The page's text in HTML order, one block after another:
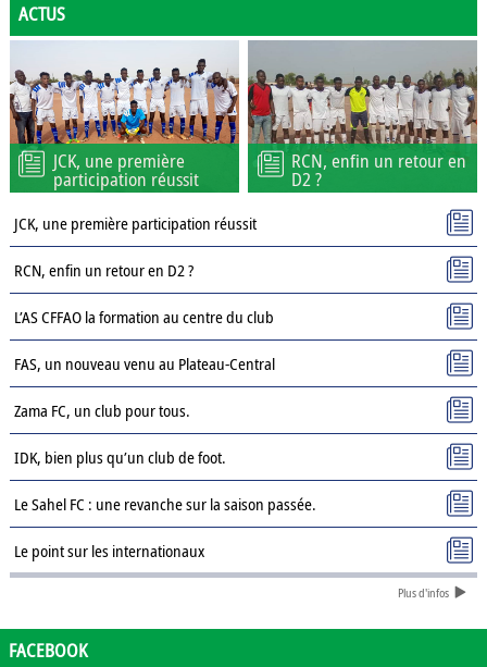
ACTUS
JCK, une première
participation réussit
RCN, enfin un retour en
D2 ?
JCK, une première participation réussit
RCN, enfin un retour en D2 ?
L’AS CFFAO la formation au centre du club
FAS, un nouveau venu au Plateau-Central
Zama FC, un club pour tous.
IDK, bien plus qu’un club de foot.
Le Sahel FC : une revanche sur la saison passée.
Le point sur les internationaux
Présentation des clubs de D3 : ASPC Tenkodogo
Plus d'infos
FACEBOOK